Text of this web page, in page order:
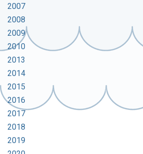
2007
2008
2009
2010
2013
2014
2015
2016
2017
2018
2019